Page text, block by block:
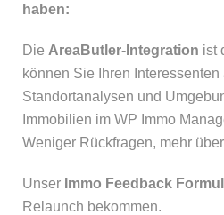
haben:
Die AreaButler-Integration ist
können Sie Ihren Interessenten
Standortanalysen und
Immobilien im WP Immo
Weniger Rückfragen, mehr
Unser Immo Feedback
Relaunch bekommen.